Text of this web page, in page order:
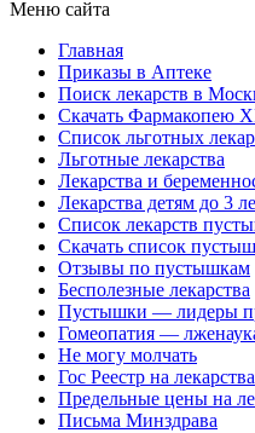
Меню сайта
Главная
Приказы в Аптеке
Поиск лекарств в
Скачать Фармакопею
Список льготных
Льготные лекарства
Лекарства и
Лекарства детям до 3
Список лекарств
Скачать список
Отзывы по пустышкам
Бесполезные лекарства
Пустышки — лидеры
Гомеопатия —
Не могу молчать
Гос Реестр на лекарства
Предельные цены на
Письма Минздрава